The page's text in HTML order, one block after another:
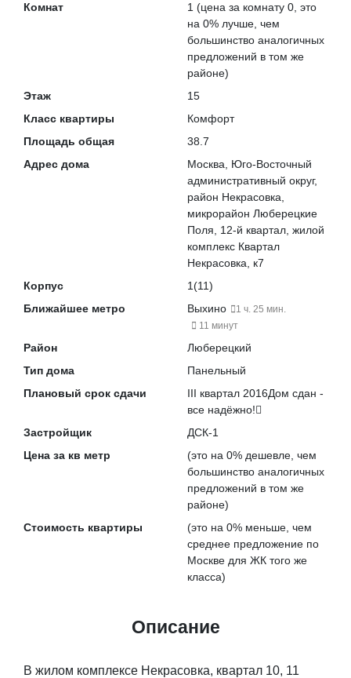
Комнат 1 (цена за комнату 0, это
на 0% лучше , чем
большинство аналогичных
предложений в том же
районе)
Этаж
15
Класс квартиры
Комфорт
Площадь общая
38.7
Адрес дома
Москва, Юго-Восточный
административный округ,
район Некрасовка,
микрорайон Люберецкие
Поля, 12-й квартал, жилой
комплекс Квартал
Некрасовка, к7
Корпус
1(11)
Ближайшее метро
Выхино
1 ч. 25 мин.
11 минут
Район
Люберецкий
Тип дома
Панельный
Плановый срок сдачи
III квартал 2016Дом сдан -
все надёжно!
Застройщик
ДСК-1
Цена за кв метр
(это на 0% дешевле , чем
большинство аналогичных
предложений в том же
районе)
Стоимость квартиры
(это на 0% меньше , чем
среднее предложение по
Москве для ЖК того же
класса)
Описание
В жилом комплексе Некрасовка, квартал 10, 11